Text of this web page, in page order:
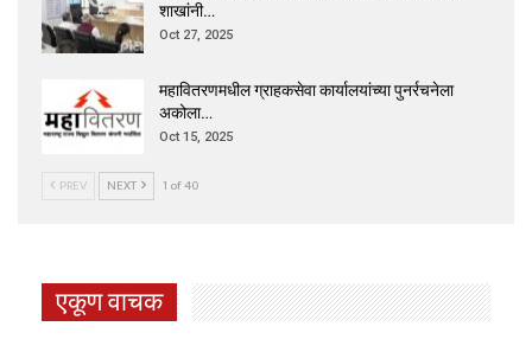
शाखांनी…
Oct 27, 2025
महावितरणमधील ग्राहकसेवा कार्यालयांच्या पुनर्रचनेला
अकोला…
Oct 15, 2025
PREV NEXT 1 of 40
एकूण वाचक